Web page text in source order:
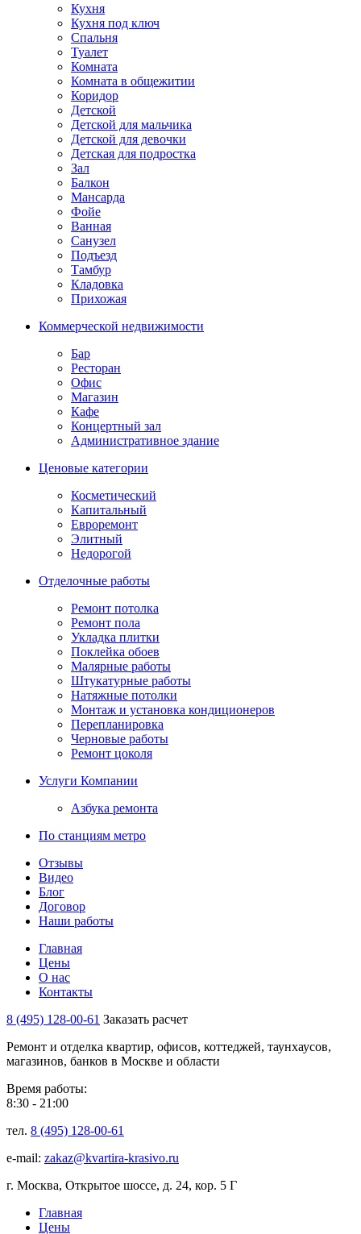
Кухня
Кухня под ключ
Спальня
Туалет
Комната
Комната в общежитии
Коридор
Детской
Детской для мальчика
Детской для девочки
Детская для подростка
Зал
Балкон
Мансарда
Фойе
Ванная
Санузел
Подъезд
Тамбур
Кладовка
Прихожая
Коммерческой недвижимости
Бар
Ресторан
Офис
Магазин
Кафе
Концертный зал
Административное здание
Ценовые категории
Косметический
Капитальный
Евроремонт
Элитный
Недорогой
Отделочные работы
Ремонт потолка
Ремонт пола
Укладка плитки
Поклейка обоев
Малярные работы
Штукатурные работы
Натяжные потолки
Монтаж и установка кондиционеров
Перепланировка
Черновые работы
Ремонт цоколя
Услуги Компании
Азбука ремонта
По станциям метро
Отзывы
Видео
Блог
Договор
Наши работы
Главная
Цены
О нас
Контакты
8 (495) 128-00-61 Заказать расчет
Ремонт и отделка квартир, офисов, коттеджей, таунхаусов,
магазинов, банков в Москве и области
Время работы:
8:30 - 21:00
тел. 8 (495) 128-00-61
e-mail: zakaz@kvartira-krasivo.ru
г. Москва, Открытое шоссе, д. 24, кор. 5 Г
Главная
Цены